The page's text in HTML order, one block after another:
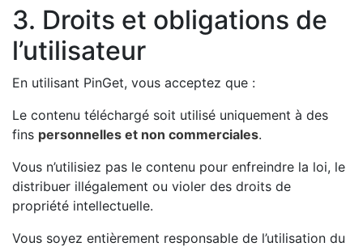
3. Droits et obligations de
l’utilisateur
En utilisant PinGet, vous acceptez que :
Le contenu téléchargé soit utilisé uniquement à des
fins personnelles et non commerciales.
Vous n’utilisiez pas le contenu pour enfreindre la loi, le
distribuer illégalement ou violer des droits de
propriété intellectuelle.
Vous soyez entièrement responsable de l’utilisation du